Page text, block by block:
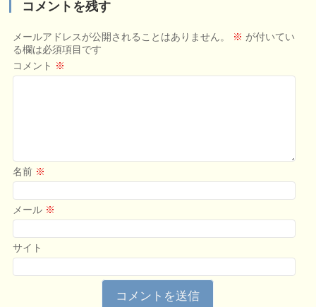
コメントを残す
メールアドレスが公開されることはありません。 ※ が付いてい
る欄は必須項目です
コメント ※
名前 ※
メール ※
サイト